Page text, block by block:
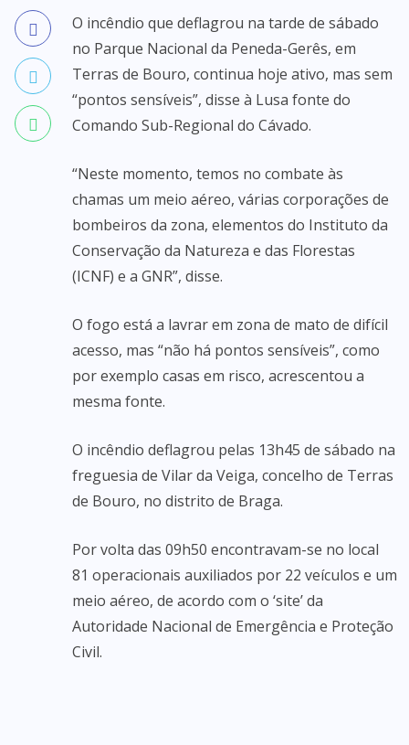
O incêndio que deflagrou na tarde de sábado
no Parque Nacional da Peneda-Gerês, em
Terras de Bouro, continua hoje ativo, mas sem
“pontos sensíveis”, disse à Lusa fonte do
Comando Sub-Regional do Cávado.
“Neste momento, temos no combate às
chamas um meio aéreo, várias corporações de
bombeiros da zona, elementos do Instituto da
Conservação da Natureza e das Florestas
(ICNF) e a GNR”, disse.
O fogo está a lavrar em zona de mato de difícil
acesso, mas “não há pontos sensíveis”, como
por exemplo casas em risco, acrescentou a
mesma fonte.
O incêndio deflagrou pelas 13h45 de sábado na
freguesia de Vilar da Veiga, concelho de Terras
de Bouro, no distrito de Braga.
Por volta das 09h50 encontravam-se no local
81 operacionais auxiliados por 22 veículos e um
meio aéreo, de acordo com o ‘site’ da
Autoridade Nacional de Emergência e Proteção
Civil.